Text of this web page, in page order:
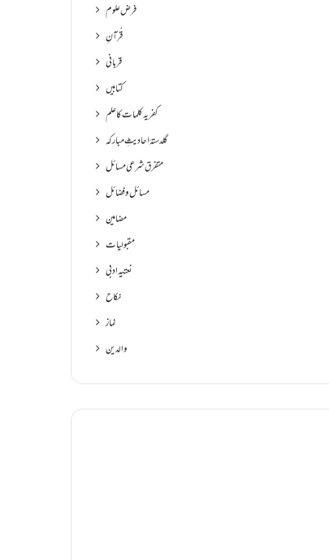
فرض علوم
قُرآنِ
قربانی
کتابیں
کفریہ کلمات کا علم
گلدستۂ احادیثِ مبارکہ
متفرق شرعی مسائل
مسائل و فضائل
مضامین
مقبولیات
نعتیہ ادبی
نکاح
نماز
والدین